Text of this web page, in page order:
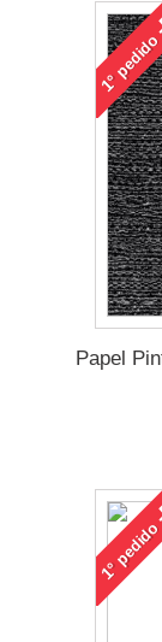
1°
pedido
Papel
1°
pedido